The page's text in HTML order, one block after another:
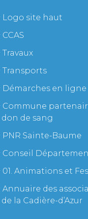
Logo site haut
CCAS
Travaux
Transports
Démarches en ligne
Commune
don de sang
PNR Sainte-Baume
Conseil
01. Animations et
Annuaire des
de la Cadière-d’Azur